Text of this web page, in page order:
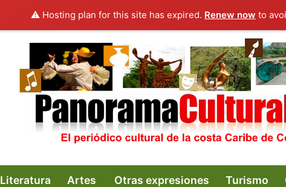
⚠️ Hosting plan for this site has expired. Renew now to
Literatura Artes Otras expresiones Turismo